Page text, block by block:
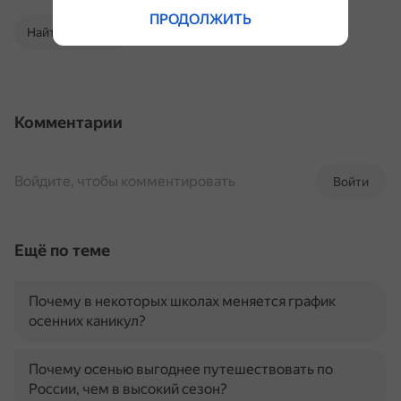
Найти в Поиске
Комментарии
Войти
Войдите, чтобы комментировать
Ещё по теме
Почему в некоторых школах меняется график
осенних каникул?
Почему осенью выгоднее путешествовать по
России, чем в высокий сезон?
ПРОДОЛЖИТЬ